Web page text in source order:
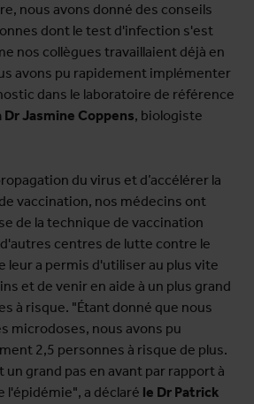
nous avons donné des conseils
dont le test d'infection s'est
nos collègues travaillaient déjà en
avons pu rapidement implémenter
dans le laboratoire de référence
Dr Jasmine Coppens, biologiste
du virus et d’accélérer la
vaccination, nos médecins ont
de la technique de vaccination
centres de lutte contre le
leur a permis d'utiliser au plus vite
et de venir en aide à un plus grand
à risque. "Étant donné que nous
microdoses, nous avons pu
2,5 personnes à risque de plus.
un grand pas en avant par rapport à
l'épidémie", a déclaré le Dr Patrick